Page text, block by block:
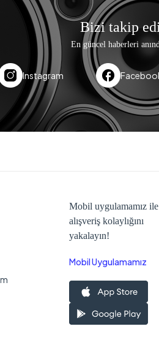
Bizi takip
En güncel haberleri
Instagram
Mobil uygulamamız ile
alışveriş kolaylığını
yakalayın!
Mobil Uygulamamız